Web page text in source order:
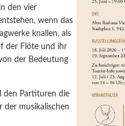
den vier
wenn das
knallen, als
der Flöte und ihr
der Bedeutung
den Partituren die
musikalischen